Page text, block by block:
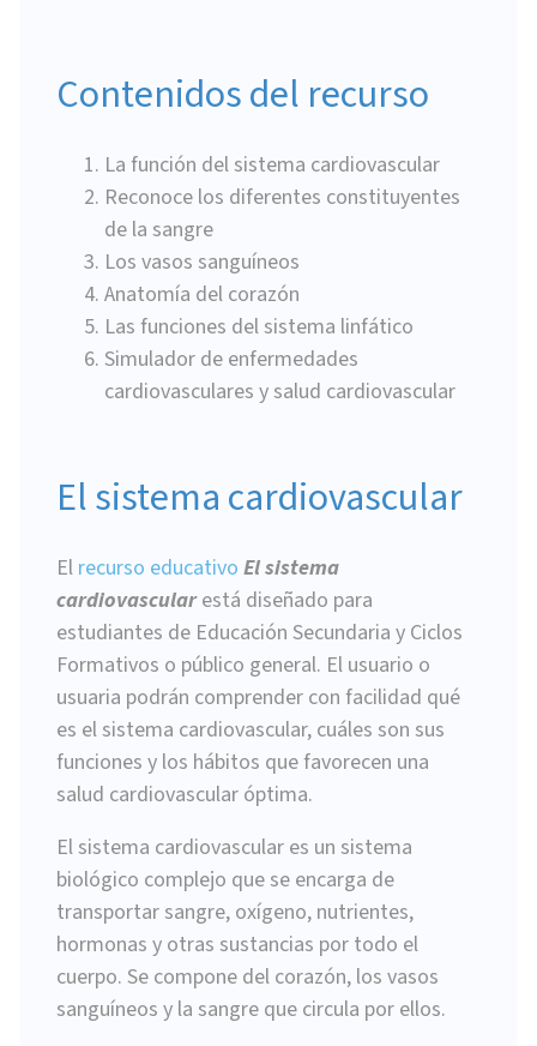
Contenidos del recurso
La función del sistema cardiovascular
Reconoce los diferentes constituyentes
de la sangre
Los vasos sanguíneos
Anatomía del corazón
Las funciones del sistema linfático
Simulador de enfermedades
cardiovasculares y salud cardiovascular
El sistema cardiovascular
El recurso educativo El sistema
cardiovascular está diseñado para
estudiantes de Educación Secundaria y Ciclos
Formativos o público general. El usuario o
usuaria podrán comprender con facilidad qué
es el sistema cardiovascular, cuáles son sus
funciones y los hábitos que favorecen una
salud cardiovascular óptima.
El sistema cardiovascular es un sistema
biológico complejo que se encarga de
transportar sangre, oxígeno, nutrientes,
hormonas y otras sustancias por todo el
cuerpo. Se compone del corazón, los vasos
sanguíneos y la sangre que circula por ellos.